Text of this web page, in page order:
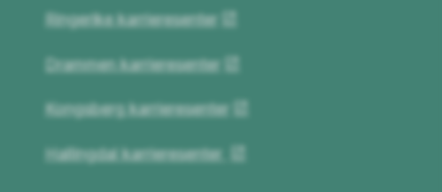
Ringerike karrieresenter
Drammen karrieresenter
Kongsberg karrieresenter
Hallingdal karrieresenter